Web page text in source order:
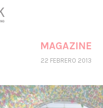
en A*DESK seguimos
Ahora puedes participar
MAGAZINE
22 FEBRERO 2013